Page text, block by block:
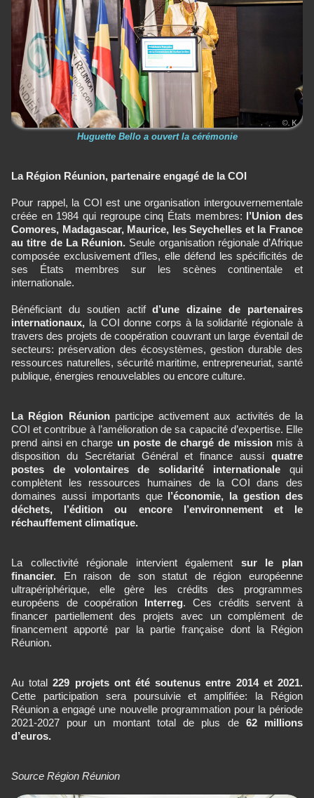
Huguette Bello a ouvert la cérémonie
La Région Réunion, partenaire engagé de la COI
Pour rappel, la COI est une organisation intergouvernementale
créée en 1984 qui regroupe cinq États membres: l’Union des
Comores, Madagascar, Maurice, les Seychelles et la France
au titre de La Réunion. Seule organisation régionale d’Afrique
composée exclusivement d’îles, elle défend les spécificités de
ses États membres sur les scènes continentale et
internationale.
Bénéficiant du soutien actifd’une dizaine de partenaires
internationaux, la COI donne corps à la solidarité régionale à
travers des projets de coopération couvrant un large éventail de
secteurs: préservation des écosystèmes, gestion durable des
ressources naturelles, sécurité maritime, entrepreneuriat, santé
publique, énergies renouvelables ou encore culture.
La Région Réunionparticipe activement aux activités de la
COI et contribue à l’amélioration de sa capacité d’expertise. Elle
prend ainsi en charge un poste de chargé de missionmis à
disposition du Secrétariat Général et finance aussi quatre
postes de volontaires de solidarité internationale qui
complètent les ressources humaines de la COI dans des
domaines aussi importants que l’économie, la gestion des
déchets, l’édition ou encore l’environnement et le
réchauffement climatique.
La collectivité régionale intervient également sur le plan
financier. En raison de son statut de région européenne
ultrapériphérique, elle gère les crédits des programmes
européens de coopération Interreg. Ces crédits servent à
financer partiellement des projets avec un complément de
financement apporté par la partie française dont la Région
Réunion.
Au total229 projets ont été soutenus entre 2014 et 2021.
Cette participation sera poursuivie et amplifiée: la Région
Réunion a engagé une nouvelle programmation pour la période
2021-2027 pour un montant total de plus de62 millions
d’euros.
Source Région Réunion